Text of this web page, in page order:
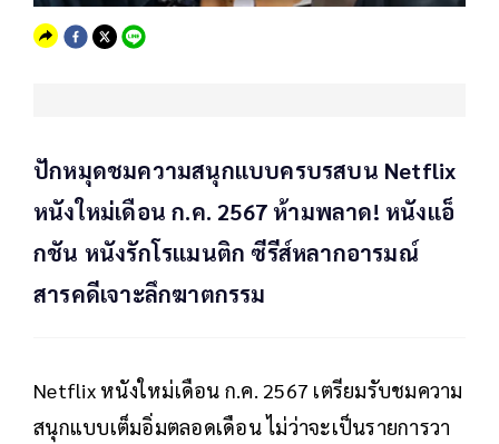
ปักหมุดชมความสนุกแบบครบรสบน Netflix
หนังใหม่เดือน ก.ค. 2567 ห้ามพลาด! หนังแอ็
กชัน หนังรักโรแมนติก ซีรีส์หลากอารมณ์
สารคดีเจาะลึกฆาตกรรม
Netflix หนังใหม่เดือน ก.ค. 2567 เตรียมรับชมความ
สนุกแบบเต็มอิ่มตลอดเดือน ไม่ว่าจะเป็นรายการวา